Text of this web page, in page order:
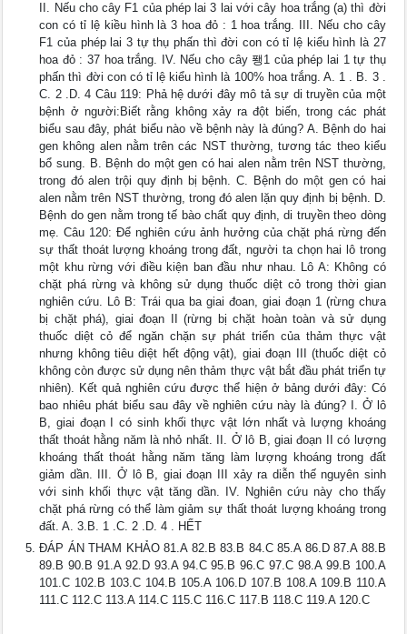
II. Nếu cho cây F1 của phép lai 3 lai với cây hoa trắng (a) thì đời
con có tỉ lệ kiều hình là 3 hoa đỏ : 1 hoa trắng. III. Nếu cho cây
F1 của phép lai 3 tự thụ phấn thì đời con có tỉ lệ kiểu hình là 27
hoa đỏ : 37 hoa trắng. IV. Nếu cho cây 퐹1 của phép lai 1 tự thụ
phấn thì đời con có tỉ lệ kiểu hình là 100% hoa trắng. A. 1 . B. 3 .
C. 2 .D. 4 Câu 119: Phả hệ dưới đây mô tả sự di truyền của một
bệnh ở người:Biết rằng không xảy ra đột biến, trong các phát
biểu sau đây, phát biểu nào về bệnh này là đúng? A. Bệnh do hai
gen không alen nằm trên các NST thường, tương tác theo kiểu
bổ sung. B. Bệnh do một gen có hai alen nằm trên NST thường,
trong đó alen trội quy định bị bệnh. C. Bệnh do một gen có hai
alen nằm trên NST thường, trong đó alen lặn quy định bị bệnh. D.
Bệnh do gen nằm trong tế bào chất quy định, di truyền theo dòng
mẹ. Câu 120: Để nghiên cứu ảnh hưởng của chặt phá rừng đến
sự thất thoát lượng khoáng trong đất, người ta chọn hai lô trong
một khu rừng với điều kiện ban đầu như nhau. Lô A: Không có
chặt phá rừng và không sử dụng thuốc diệt cỏ trong thời gian
nghiên cứu. Lô B: Trái qua ba giai đoan, giai đoạn 1 (rừng chưa
bị chặt phá), giai đoạn II (rừng bị chặt hoàn toàn và sử dụng
thuốc diệt cỏ để ngăn chặn sự phát triển của thảm thực vật
nhưng không tiêu diệt hết động vật), giai đoạn III (thuốc diệt cỏ
không còn được sử dụng nên thảm thực vật bắt đầu phát triển tự
nhiên). Kết quả nghiên cứu được thể hiện ở bảng dưới đây: Có
bao nhiêu phát biểu sau đây về nghiên cứu này là đúng? I. Ở lô
B, giai đoạn I có sinh khối thực vật lớn nhất và lượng khoáng
thất thoát hằng năm là nhỏ nhất. II. Ở lô B, giai đoạn II có lượng
khoáng thất thoát hằng năm tăng làm lượng khoáng trong đất
giảm dần. III. Ở lô B, giai đoạn III xảy ra diễn thế nguyên sinh
với sinh khối thực vật tăng dần. IV. Nghiên cứu này cho thấy
chặt phá rừng có thể làm giảm sự thất thoát lượng khoáng trong
đất. A. 3.B. 1 .C. 2 .D. 4 . HẾT
ĐÁP ÁN THAM KHẢO 81.A 82.B 83.B 84.C 85.A 86.D 87.A 88.B
89.B 90.B 91.A 92.D 93.A 94.C 95.B 96.C 97.C 98.A 99.B 100.A
101.C 102.B 103.C 104.B 105.A 106.D 107.B 108.A 109.B 110.A
111.C 112.C 113.A 114.C 115.C 116.C 117.B 118.C 119.A 120.C